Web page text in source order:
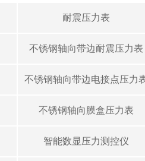
耐震压力表
不锈钢轴向带边耐震压力表
不锈钢轴向带边电接点压力
不锈钢轴向膜盒压力表
智能数显压力测控仪